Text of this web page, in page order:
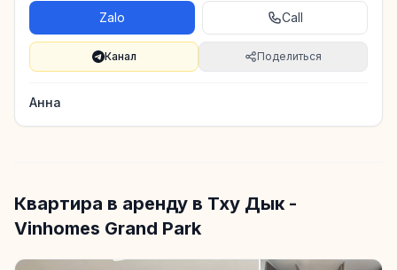
Zalo Call
Канал Поделиться
Анна
Квартира в аренду в Тху Дык -
Vinhomes Grand Park